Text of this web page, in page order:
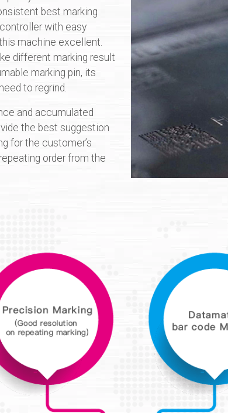
best marking
with easy
machine excellent.
different marking result
marking pin, its
to regrind.
and accumulated
the best suggestion
for the customer’s
order from the